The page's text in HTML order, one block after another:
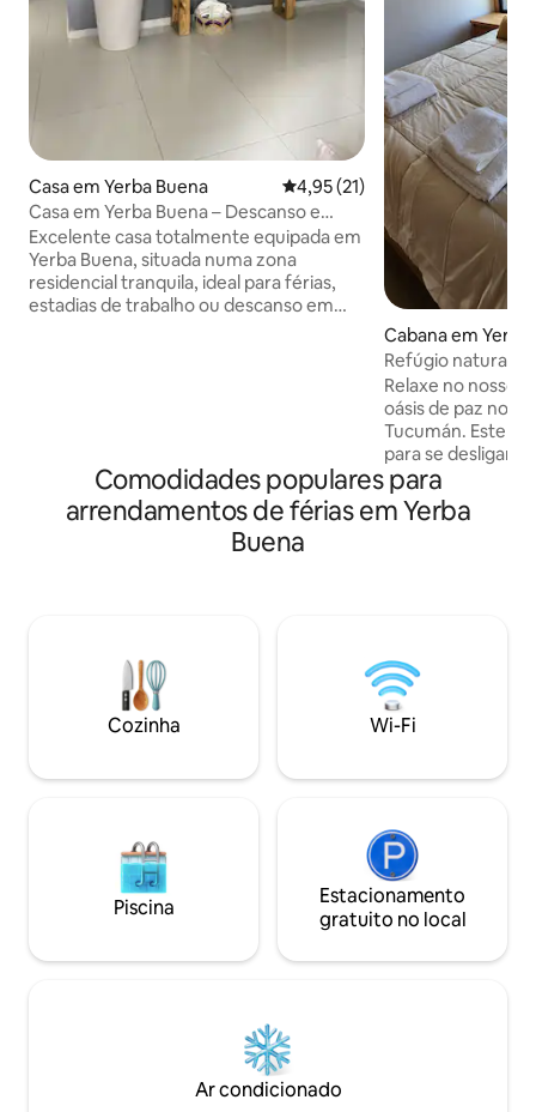
Casa em Yerba Buena Classificação média de 4,95
4,95 (21)
Casa em Yerba Buena – Descanso e
conforto ideais
Excelente casa totalmente equipada em
Yerba Buena, situada numa zona
residencial tranquila, ideal para férias,
estadias de trabalho ou descanso em
equipada. Grande sala de estar e jantar
Galeria com grelhador Jardim com
piscina Garagem (5,05 m) Ótima
localização, perto das zonas comerciais
e de restauração de Yerba Buena.
Cabana em Yerba
Refúgio natural
Relaxe no nosso
oásis de paz no
Tucumán. Este
para se desligar
oferecendo todo
precisa para um
procura
recebê-lo para
inesquecível,
conforto.
Comodidades populares para
arrendamentos de férias em Yerba
Buena
Cozinha Wi-Fi
Piscina
Estacionamento
gratuito no local
Ar condicionado